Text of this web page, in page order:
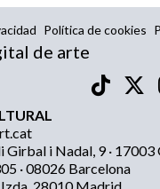
Política de cookies
de arte
Girbal i Nadal, 9 · 17003
· 08026 Barcelona